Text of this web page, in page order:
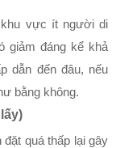
vực ít người di
giảm đáng kể khả
dẫn đến đâu, nếu
bằng không.
quá thấp lại gây